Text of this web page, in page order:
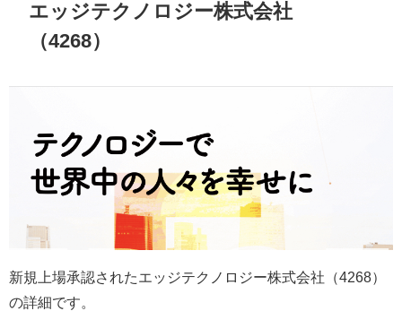
エッジテクノロジー株式会社
（4268）
新規上場承認されたエッジテクノロジー株式会社（4268）
の詳細です。